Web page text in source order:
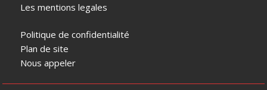
Les mentions legales
Politique de confidentialité
Plan de site
Nous appeler